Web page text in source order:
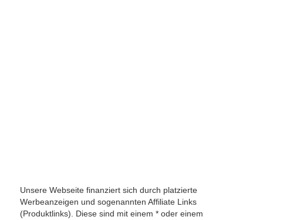
Unsere Webseite finanziert sich durch platzierte
Werbeanzeigen und sogenannten Affiliate Links
(Produktlinks). Diese sind mit einem * oder einem